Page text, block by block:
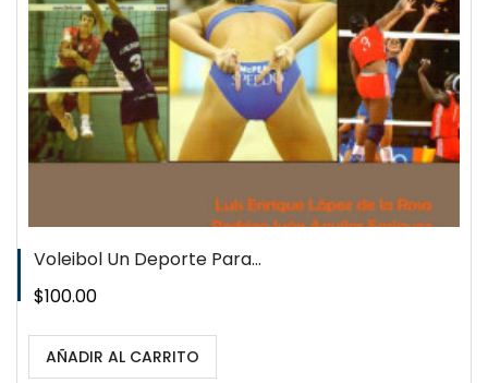
Voleibol Un Deporte Para...
Precio
$100.00
AÑADIR AL CARRITO